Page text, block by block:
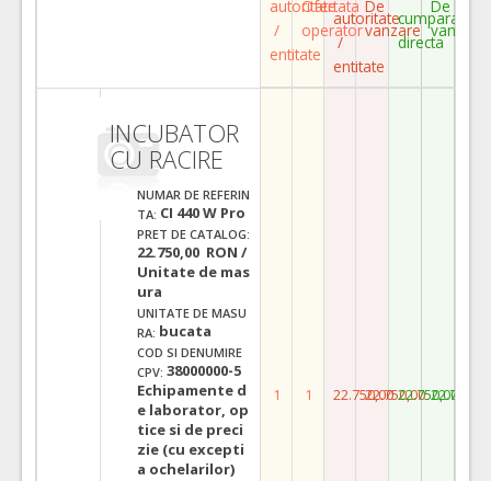
autoritate
/
entitate
Ofertata
operator
autoritate
/
entitate
De
vanzare
cumparare
directa
De
vanzare
INCUBATOR
CU RACIRE
NUMAR DE REFERIN
TA: CI 440 W Pro
PRET DE CATALOG:
22.750,00 RON /
Unitate de mas
ura
UNITATE DE MASU
RA: bucata
COD SI DENUMIRE
CPV: 38000000-5
Echipamente d
e laborator, op
tice si de preci
zie (cu excepti
a ochelarilor)
1 1 22.750,0022.750,0022.750,00